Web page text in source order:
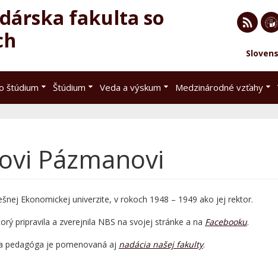
fakulta so
štúdium Štúdium Veda a výskum Medzinárodné vzťahy
Pázmanovi
Ekonomickej univerzite, v rokoch 1948 – 1949 ako jej rektor.
pripravila a zverejnila NBS na svojej stránke a na Facebooku.
pedagóga je pomenovaná aj nadácia našej fakulty.